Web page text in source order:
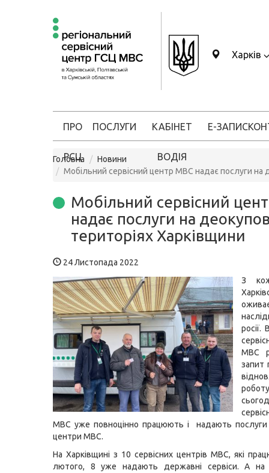
Харків
ПРО
РСЦ
ПОСЛУГИ КАБІНЕТ
ВОДІЯ
Е-ЗАПИС
Головна
Новини
Мобільний сервісний центр МВС надає послуги на
Мобільний сервісний
надає послуги на
територіях Харківщини
24 Листопада 2022
З
росії.
МВС
запит
МВС уже повноцінно працюють і надають послуги
центри МВС.
На Харківщині з 10 сервісних центрів МВС, які
лютого, 8 уже надають державні сервіси. А на